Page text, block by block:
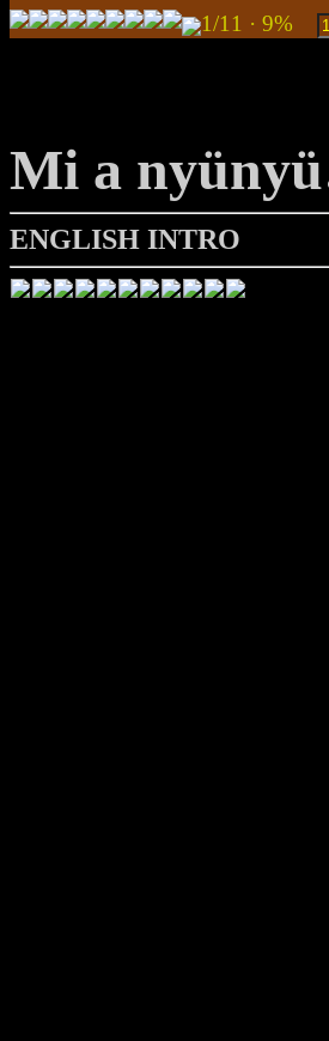
1/11 · 9%
Mi a
ENGLISH INTRO